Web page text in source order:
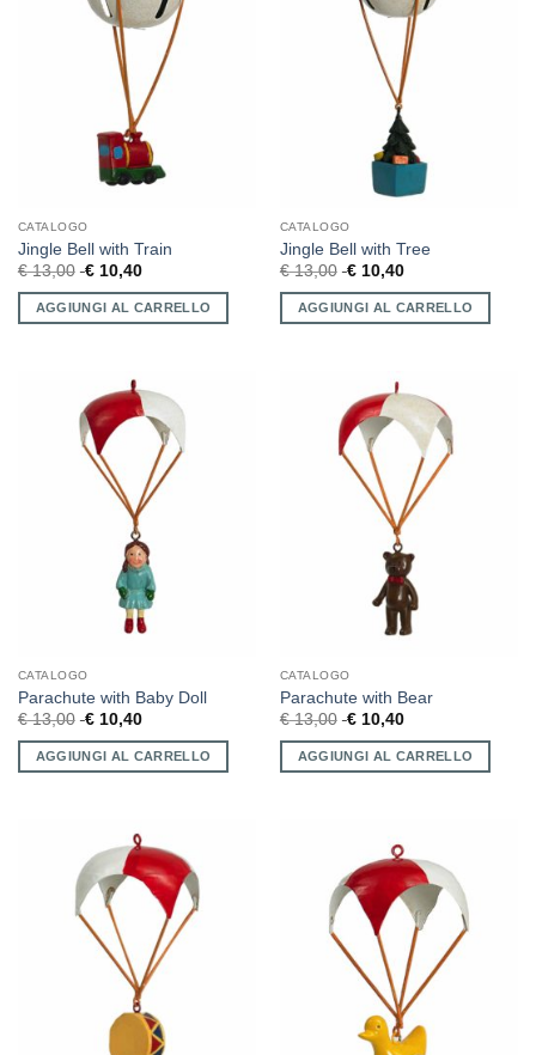
CATALOGO
Jingle Bell with Train
€13,00 €10,40
AGGIUNGI AL CARRELLO
CATALOGO
Jingle Bell with Tree
€13,00 €10,40
AGGIUNGI AL CARRELLO
CATALOGO
Parachute with Baby Doll
€13,00 €10,40
AGGIUNGI AL CARRELLO
CATALOGO
Parachute with Bear
€13,00 €10,40
AGGIUNGI AL CARRELLO